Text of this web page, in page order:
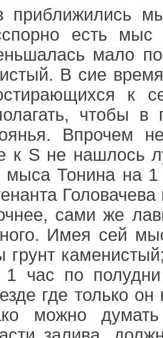
приближились
есть
мало
В сие
к
чтобы
Впрочем
к S не нашлось
мыса Тонина на
сами же
Имея сей
грунт
час по полудни
где только
можно